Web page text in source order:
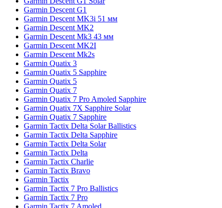
Garmin Descent G1
Garmin Descent MK3i 51 мм
Garmin Descent MK2
Garmin Descent Mk3 43 мм
Garmin Descent MK2I
Garmin Descent Mk2s
Garmin Quatix 3
Garmin Quatix 5 Sapphire
Garmin Quatix 5
Garmin Quatix 7
Garmin Quatix 7 Pro Amoled Sapphire
Garmin Quatix 7X Sapphire Solar
Garmin Quatix 7 Sapphire
Garmin Tactix Delta Solar Ballistics
Garmin Tactix Delta Sapphire
Garmin Tactix Delta Solar
Garmin Tactix Delta
Garmin Tactix Charlie
Garmin Tactix Bravo
Garmin Tactix
Garmin Tactix 7 Pro Ballistics
Garmin Tactix 7 Pro
Garmin Tactix 7 Amoled